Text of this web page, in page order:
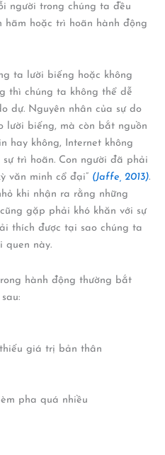
người trong chúng ta đều
hoặc trì hoãn hành động
ta lười biếng hoặc không
thì chúng ta không thể dễ
dự. Nguyên nhân của sự do
lười biếng, mà còn bắt nguồn
hay không, Internet không
trì hoãn. Con người đã phải
văn minh cổ đại” (Jaffe, 2013).
khi nhận ra rằng những
gặp phải khó khăn với sự
thích được tại sao chúng ta
quen này.
hành động thường bắt
giá trị bản thân
pha quá nhiều